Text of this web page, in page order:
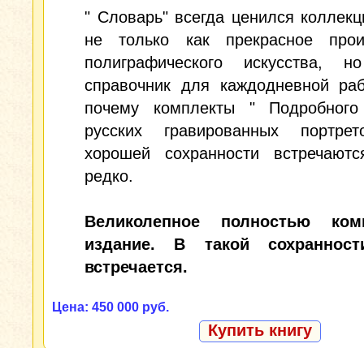
" Словарь" всегда ценился
не только как прекрасное
полиграфического искусства,
справочник для каждодневной
почему комплекты "
русских гравированных
хорошей сохранности
редко.
Великолепное полностью
издание. В такой
встречается.
Цена: 450 000 руб.
Купить книгу